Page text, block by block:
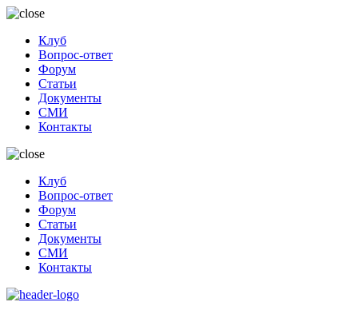
Клуб
Вопрос-ответ
Форум
Статьи
Документы
СМИ
Контакты
Клуб
Вопрос-ответ
Форум
Статьи
Документы
СМИ
Контакты